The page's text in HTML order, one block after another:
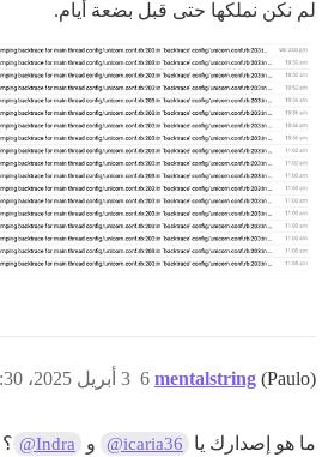
لم نكن نملكها حتى قبل بضعة أيام.
mentalstring (Paulo) 3 أبريل 2025، 1:30م 6
ما هو إصدارك يا @icaria36 و @Indra